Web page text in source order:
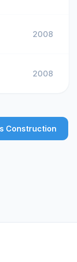
2008
2008
Construction